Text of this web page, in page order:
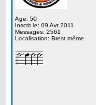
Age: 50
Inscrit le: 09 Avr 2011
Messages: 2561
Localisation: Brest même